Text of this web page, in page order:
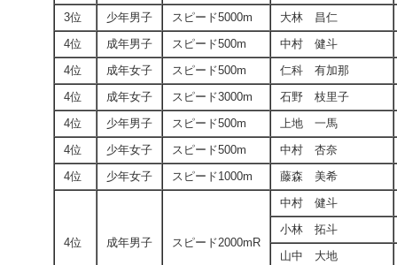
3位
少年男子 スピード5000m
大林 昌仁
4位
成年男子 スピード500m
中村 健斗
4位
成年女子 スピード500m
仁科 有加那
4位
成年女子 スピード3000m
石野 枝里子
4位
少年男子 スピード500m
上地 一馬
4位
少年女子 スピード500m
中村 杏奈
4位
少年女子 スピード1000m 藤森 美希
4位 成年男子 スピード2000mR
中村 健斗
小林 拓斗
山中 大地